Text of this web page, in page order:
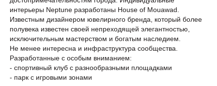
интерьеры Neptune разработаны House of Mouawad.
Известным дизайнером ювелирного бренда, который более
полувека известен своей непреходящей элегантностью,
исключительным мастерством и богатым наследием.
Не менее интересна и инфраструктура сообщества.
Разработанные с особым вниманием:
- спортивный клуб с разнообразными площадками
- парк с игровыми зонами